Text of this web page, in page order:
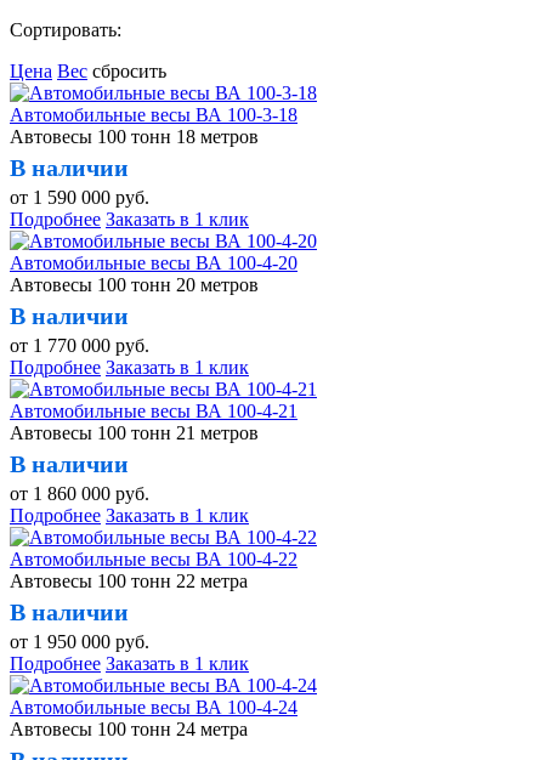
Сортировать:
Цена Вес сбросить
Автомобильные весы ВА 100-3-18
Автовесы 100 тонн 18 метров
В наличии
от 1 590 000 руб.
Подробнее Заказать в 1 клик
Автомобильные весы ВА 100-4-20
Автовесы 100 тонн 20 метров
В наличии
от 1 770 000 руб.
Подробнее Заказать в 1 клик
Автомобильные весы ВА 100-4-21
Автовесы 100 тонн 21 метров
В наличии
от 1 860 000 руб.
Подробнее Заказать в 1 клик
Автомобильные весы ВА 100-4-22
Автовесы 100 тонн 22 метра
В наличии
от 1 950 000 руб.
Подробнее Заказать в 1 клик
Автомобильные весы ВА 100-4-24
Автовесы 100 тонн 24 метра